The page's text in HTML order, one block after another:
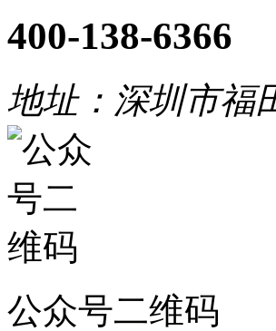
400-138-6366
地址：深圳市福
公众号二维码